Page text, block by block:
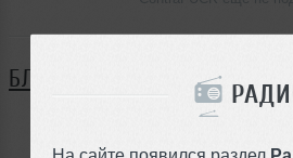
На сайте появился раздел
БЛОГ